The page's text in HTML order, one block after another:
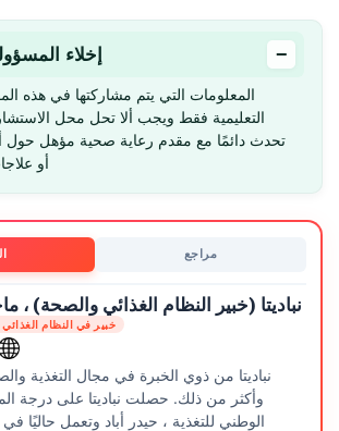
👈 إخلاء −
المعلومات التي يتم مشاركتها في هذه
التعليمية فقط ويجب ألا تحل محل
تحدث دائمًا مع مقدم رعاية صحية مؤهل
أو
مراجع
نباديتا (خبير النظام الغذائي والصحة) ،
خبير في النظام
نباديتا من ذوي الخبرة في مجال التغذية
وأكثر من ذلك. حصلت نباديتا على درجة
الوطني للتغذية ، حيدر أباد وتعمل حاليًا